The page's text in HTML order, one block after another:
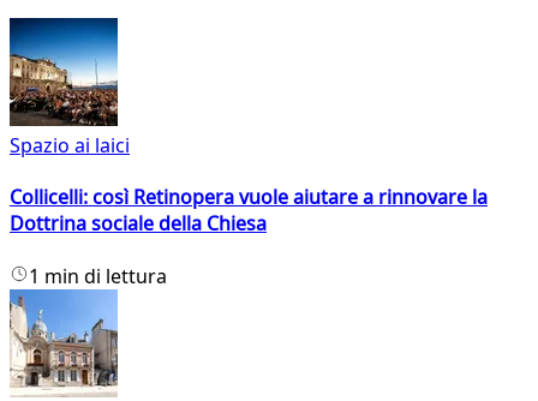
Spazio ai laici
Collicelli: così Retinopera vuole aiutare a rinnovare la
Dottrina sociale della Chiesa
1 min di lettura